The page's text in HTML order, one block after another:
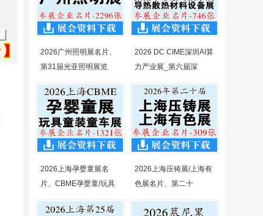
2026广州照明展名片、
第31届光亚照明展览
2026 DC CIME深圳AI算
力产业展_第六届深
2026上海孕婴童展名
片、CBME孕婴童/玩具
2026上海压铸展/上海有
色展名片、第二十